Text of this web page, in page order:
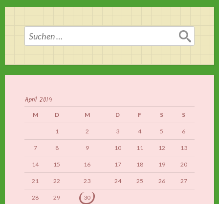
Suchen
nach:
April 2014
M D M D F S S
1 2 3 4 5 6
7 8 9 10 11 12 13
14 15 16 17 18 19 20
21 22 23 24 25 26 27
28 29 30